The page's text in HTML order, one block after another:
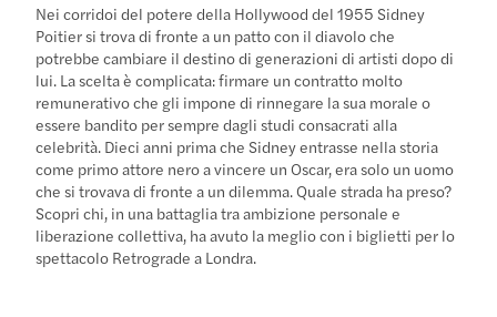
Nei corridoi del potere della Hollywood del 1955 Sidney
Poitier si trova di fronte a un patto con il diavolo che
potrebbe cambiare il destino di generazioni di artisti dopo di
lui. La scelta è complicata: firmare un contratto molto
remunerativo che gli impone di rinnegare la sua morale o
essere bandito per sempre dagli studi consacrati alla
celebrità. Dieci anni prima che Sidney entrasse nella storia
come primo attore nero a vincere un Oscar, era solo un uomo
che si trovava di fronte a un dilemma. Quale strada ha preso?
Scopri chi, in una battaglia tra ambizione personale e
liberazione collettiva, ha avuto la meglio con i biglietti per lo
spettacolo Retrograde a Londra.